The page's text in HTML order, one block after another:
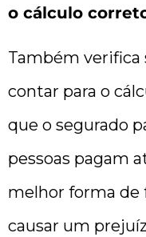
o cálculo
Também verifica
contar para o
que o segurado
pessoas pagam
melhor forma de
causar um